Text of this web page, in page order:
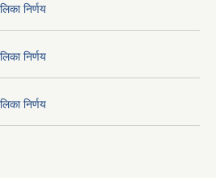
निर्णय
निर्णय
निर्णय